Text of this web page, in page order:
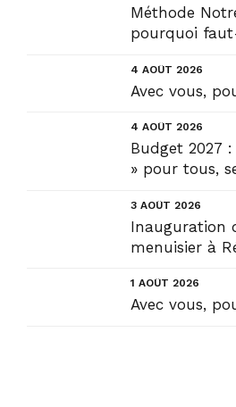
Méthode
pourquoi
4 AOÛT 2026
Avec vous,
4 AOÛT 2026
Budget 2027
» pour tous,
3 AOÛT 2026
Inauguration
menuisier à
1 AOÛT 2026
Avec vous,